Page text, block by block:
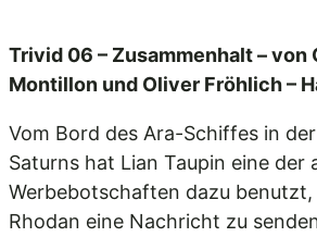
Trivid 06 – Zusammenhalt – von
Montillon und Oliver Fröhlich –
Vom Bord des Ara-Schiffes in
Saturns hat Lian Taupin eine der
Werbebotschaften dazu benutzt,
Rhodan eine Nachricht zu